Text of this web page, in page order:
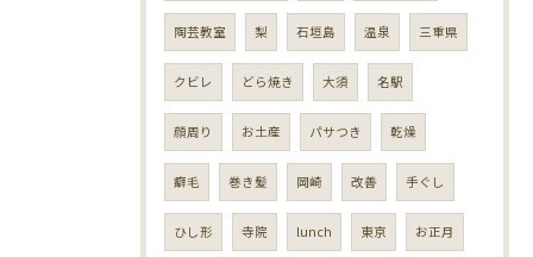
陶芸教室 梨 石垣島 温泉 三重県
クビレ どら焼き 大須 名駅
顔周り お土産 パサつき 乾燥
癖毛 巻き髪 岡崎 改善 手ぐし
ひし形 寺院 lunch 東京 お正月